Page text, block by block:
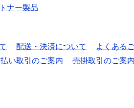
ナー製品
配送・決済について
よくある
い取引のご案内 売掛取引のご案内